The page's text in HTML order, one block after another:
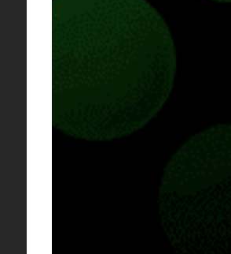
"Parámetros Ghost" , que
la recarga táctica, limitar el